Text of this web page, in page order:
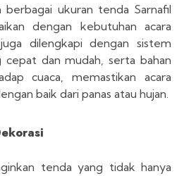
berbagai ukuran tenda Sarnafil
dengan kebutuhan acara
dilengkapi dengan sistem
cepat dan mudah, serta bahan
cuaca, memastikan acara
baik dari panas atau hujan.
tenda yang tidak hanya